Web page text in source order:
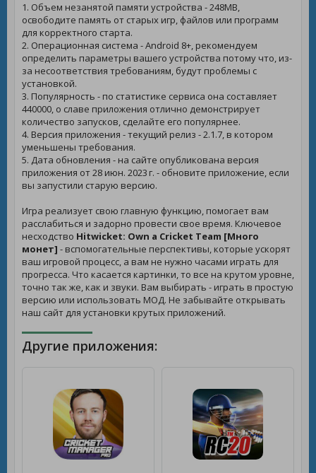
1. Объем незанятой памяти устройства - 248MB,
освободите память от старых игр, файлов или программ
для корректного старта.
2. Операционная система - Android 8+, рекомендуем
определить параметры вашего устройства потому что, из-
за несоответствия требованиям, будут проблемы с
установкой.
3. Популярность - по статистике сервиса она составляет
440000, о славе приложения отлично демонстрирует
количество запусков, сделайте его популярнее.
4. Версия приложения - текущий релиз - 2.1.7, в котором
уменьшены требования.
5. Дата обновления - на сайте опубликована версия
приложения от 28 июн. 2023 г. - обновите приложение, если
вы запустили старую версию.
Игра реализует свою главную функцию, помогает вам
расслабиться и задорно провести свое время. Ключевое
несходство Hitwicket: Own a Cricket Team [Много
монет] - вспомогательные перспективы, которые ускорят
ваш игровой процесс, а вам не нужно часами играть для
прогресса. Что касается картинки, то все на крутом уровне,
точно так же, как и звуки. Вам выбирать - играть в простую
версию или использовать МОД. Не забывайте открывать
наш сайт для установки крутых приложений.
Другие приложения: